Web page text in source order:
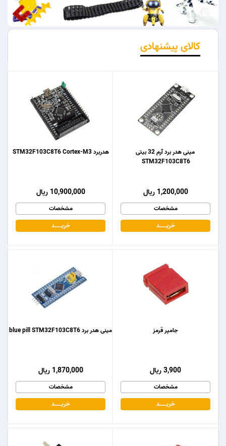
کالای پیشنهادی
هدربرد STM32F103C8T6 Cortex-M3
10,900,000 ریال
مشخصات
خریـــــــد
مینی هدر برد آرم 32 بیتی
STM32F103C8T6
1,200,000 ریال
مشخصات
خریـــــــد
مینی هدر برد blue pill STM32F103C8T6
1,870,000 ریال
مشخصات
خریـــــــد
جامپر قرمز
3,900 ریال
مشخصات
خریـــــــد